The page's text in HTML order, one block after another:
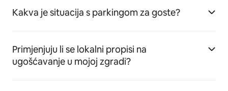
Kakva je situacija s parkingom za goste?
Primjenjuju li se lokalni propisi na
ugošćavanje u mojoj zgradi?